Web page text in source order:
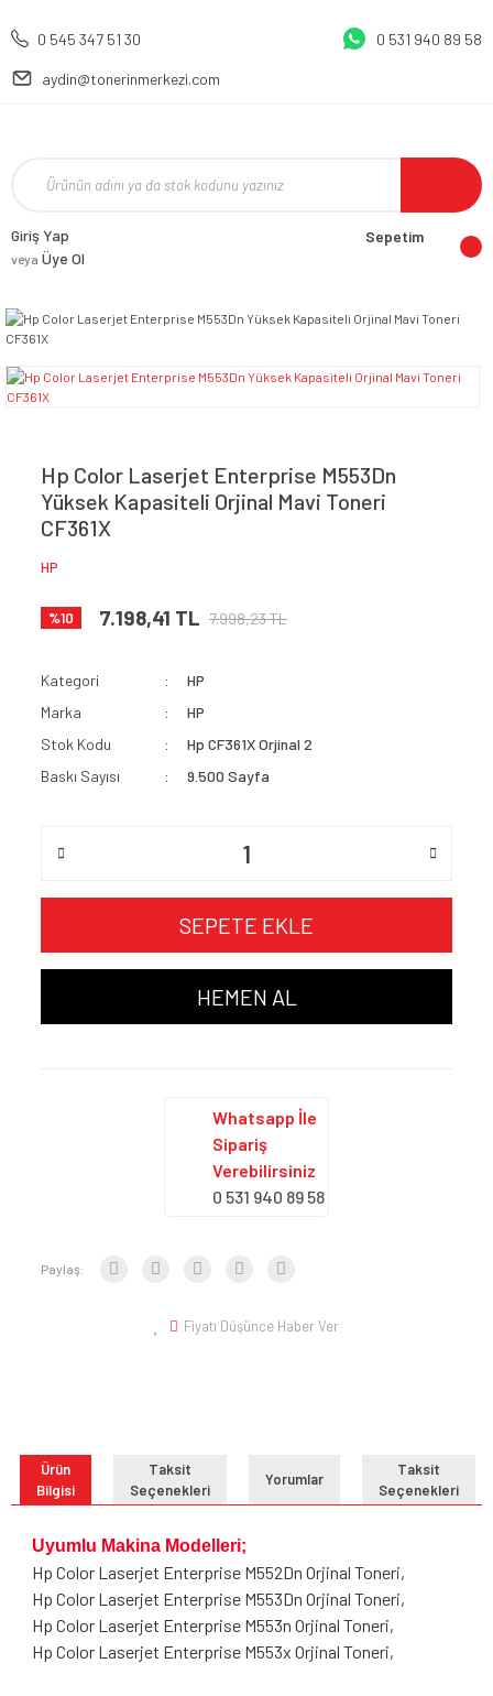
0 545 347 51 30 0 531 940 89 58
aydin@tonerinmerkezi.com
Giriş Yap
veya Üye Ol
Sepetim
Hp Color Laserjet Enterprise M553Dn
Yüksek Kapasiteli Orjinal Mavi Toneri
CF361X
HP
%10 7.198,41 TL 7.998,23 TL
Kategori
HP
Marka
HP
Stok Kodu
Hp CF361X Orjinal 2
Baskı Sayısı
9.500 Sayfa
SEPETE EKLE
HEMEN AL
Whatsapp İle
Sipariş
Verebilirsiniz
0 531 940 89 58
Paylaş:
Fiyatı Düşünce Haber Ver
Ürün
Bilgisi
Taksit
Seçenekleri
Yorumlar
Taksit
Seçenekleri
Uyumlu Makina Modelleri;
Hp Color Laserjet Enterprise M552Dn Orjinal Toneri,
Hp Color Laserjet Enterprise M553Dn Orjinal Toneri,
Hp Color Laserjet Enterprise M553n Orjinal Toneri,
Hp Color Laserjet Enterprise M553x Orjinal Toneri,